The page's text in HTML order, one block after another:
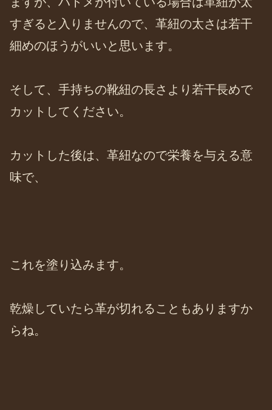
すぎると入りませんので、革紐の太さは若干
細めのほうがいいと思います。
そして、手持ちの靴紐の長さより若干長めで
カットしてください。
カットした後は、革紐なので栄養を与える意
味で、
これを塗り込みます。
乾燥していたら革が切れることもありますか
らね。